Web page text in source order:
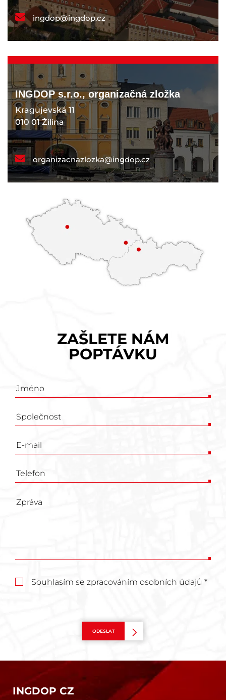
ingdop@ingdop.cz
INGDOP s.r.o., organizačná zložka
Kragujevská 11
010 01 Žilina
organizacnazlozka@ingdop.cz
ZAŠLETE NÁM
POPTÁVKU
Poptávkový
Souhlasím se zpracováním osobních údajů *
ODESLAT
INGDOP CZ